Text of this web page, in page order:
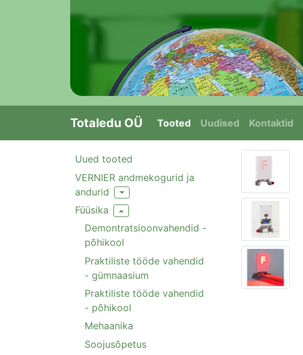
Totaledu OÜ Tooted Uudised Kontaktid
Uued tooted
VERNIER andmekogurid ja
andurid
Toggle Dropdown
Füüsika Toggle Dropdown
Demontratsioonvahendid -
põhikool
Praktiliste tööde vahendid
- gümnaasium
Praktiliste tööde vahendid
- põhikool
Mehaanika
Soojusõpetus